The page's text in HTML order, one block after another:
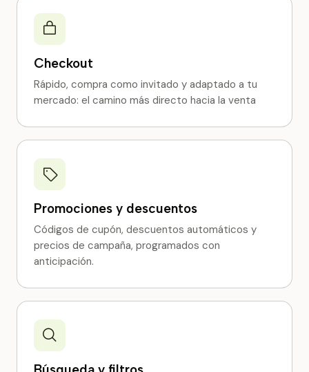
Checkout
Rápido, compra como invitado y adaptado a tu
mercado: el camino más directo hacia la venta
Promociones y descuentos
Códigos de cupón, descuentos automáticos y
precios de campaña, programados con
anticipación.